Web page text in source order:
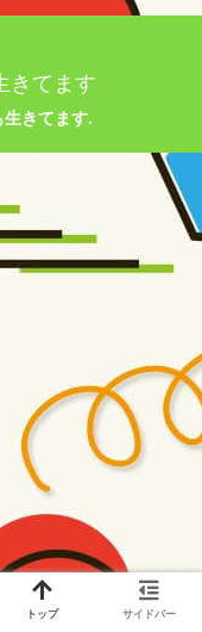
きてます
きてます.
トップ サイドバー